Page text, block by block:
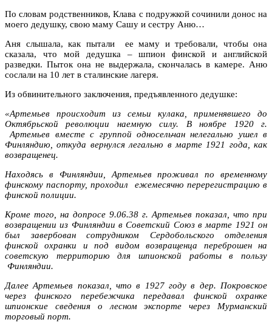
По словам родственников, Клава с подружкой сочинили донос на
моего дедушку, свою маму Сашу и сестру Аню…
Аня слышала, как пытали ее маму и требовали, чтобы она
сказала, что мой дедушка – шпион финской и английской
разведки. Пыток она не выдержала, скончалась в камере. Аню
сослали на 10 лет в сталинские лагеря.
Из обвинительного заключения, предъявленного дедушке:
«Артемьев происходит из семьи кулака, применявшего до
Октябрьской революции наемную силу. В ноябре 1920 г.
Артемьев вместе с группой односельчан нелегально ушел в
Финляндию, откуда вернулся легально в марте 1921 года, как
возвращенец.
Находясь в Финляндии, Артемьев проживал по временному
финскому паспорту, проходил ежемесячно перерегистрацию в
финской полиции.
Кроме того, на допросе 9.06.38 г. Артемьев показал, что при
возвращении из Финляндии в Советский Союз в марте 1921 он
был завербован сотрудником Сердобольского отделения
финской охранки и под видом возвращенца переброшен на
советскую территорию для шпионской работы в пользу
Финляндии.
Далее Артемьев показал, что в 1927 году в дер. Покровское
через финского перебежчика передавал финской охранке
шпионские сведения о лесном экспорте через Мурманский
торговый порт.